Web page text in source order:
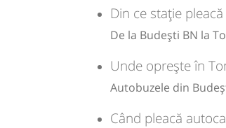
Durată:
min
-
Din ce stație
De la Budești BN la
Unde oprește în
Autobuzele din
Când pleacă